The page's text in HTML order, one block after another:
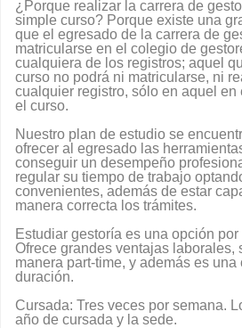
¿Porque realizar la carrera de
simple curso? Porque existe una
que el egresado de la carrera de
matricularse en el colegio de
cualquiera de los registros; aquel
curso no podrá ni matricularse, ni
cualquier registro, sólo en aquel
el curso.
Nuestro plan de estudio se
ofrecer al egresado las
conseguir un desempeño
regular su tiempo de trabajo
convenientes, además de estar
manera correcta los trámites.
Estudiar gestoría es una opción
Ofrece grandes ventajas laborales,
manera part-time, y además es una
duración.
Cursada: Tres veces por semana.
año de cursada y la sede.